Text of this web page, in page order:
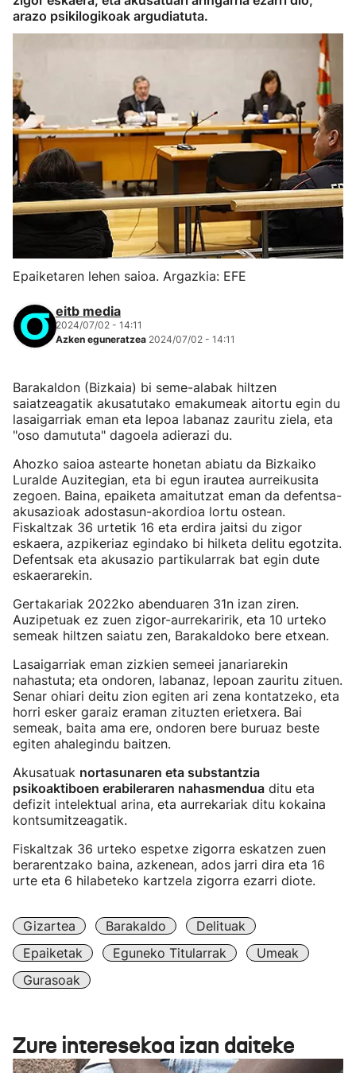
arazo psikilogikoak argudiatuta.
Epaiketaren lehen saioa. Argazkia: EFE
eitb media
2024/07/02 - 14:11
Azken eguneratzea 2024/07/02 - 14:11
Barakaldon (Bizkaia) bi seme-alabak hiltzen
saiatzeagatik akusatutako emakumeak aitortu egin du
lasaigarriak eman eta lepoa labanaz zauritu ziela, eta
"oso damututa" dagoela adierazi du.
Ahozko saioa astearte honetan abiatu da Bizkaiko
Luralde Auzitegian, eta bi egun irautea aurreikusita
zegoen. Baina, epaiketa amaitutzat eman da defentsa-
akusazioak adostasun-akordioa lortu ostean.
Fiskaltzak 36 urtetik 16 eta erdira jaitsi du zigor
eskaera, azpikeriaz egindako bi hilketa delitu egotzita.
Defentsak eta akusazio partikularrak bat egin dute
eskaerarekin.
Gertakariak 2022ko abenduaren 31n izan ziren.
Auzipetuak ez zuen zigor-aurrekaririk, eta 10 urteko
semeak hiltzen saiatu zen, Barakaldoko bere etxean.
Lasaigarriak eman zizkien semeei janariarekin
nahastuta; eta ondoren, labanaz, lepoan zauritu zituen.
Senar ohiari deitu zion egiten ari zena kontatzeko, eta
horri esker garaiz eraman zituzten erietxera. Bai
semeak, baita ama ere, ondoren bere buruaz beste
egiten ahalegindu baitzen.
Akusatuak nortasunaren eta substantzia
psikoaktiboen erabileraren nahasmendua ditu eta
defizit intelektual arina, eta aurrekariak ditu kokaina
kontsumitzeagatik.
Fiskaltzak 36 urteko espetxe zigorra eskatzen zuen
berarentzako baina, azkenean, ados jarri dira eta 16
urte eta 6 hilabeteko kartzela zigorra ezarri diote.
Gizartea Barakaldo
Delituak
Epaiketak
Eguneko Titularrak
Umeak
Gurasoak
Zure interesekoa izan daiteke